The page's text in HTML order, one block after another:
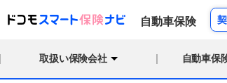
自動車保険
取扱い保険会社 自動車保